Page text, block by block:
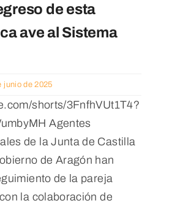
de esta
ave al Sistema
junio de 2025
shorts/3FnfhVUt1T4?
Agentes
de la Junta de Castilla
de Aragón han
de la pareja
la colaboración de